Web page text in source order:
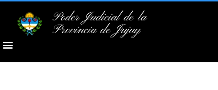
Poder Judicial de la
Provincia de Jujuy